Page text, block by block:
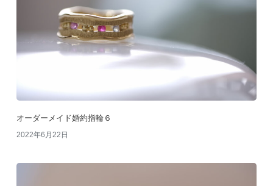
オーダーメイド婚約指輪６
2022年6月22日